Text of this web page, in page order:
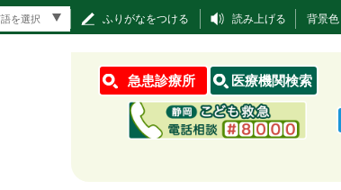
ふりがなをつける 読み上げる 背景色
急患診療所 医療機関検索